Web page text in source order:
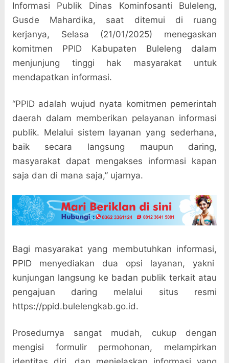
Informasi Publik Dinas Kominfosanti Buleleng,
Gusde Mahardika, saat ditemui di ruang
kerjanya, Selasa (21/01/2025) menegaskan
komitmen PPID Kabupaten Buleleng dalam
menjunjung tinggi hak masyarakat untuk
mendapatkan informasi.
“PPID adalah wujud nyata komitmen pemerintah
daerah dalam memberikan pelayanan informasi
publik. Melalui sistem layanan yang sederhana,
baik secara langsung maupun daring,
masyarakat dapat mengakses informasi kapan
saja dan di mana saja,” ujarnya.
Bagi masyarakat yang membutuhkan informasi,
PPID menyediakan dua opsi layanan, yakni
kunjungan langsung ke badan publik terkait atau
pengajuan daring melalui situs resmi
https://ppid.bulelengkab.go.id.
Prosedurnya sangat mudah, cukup dengan
mengisi formulir permohonan, melampirkan